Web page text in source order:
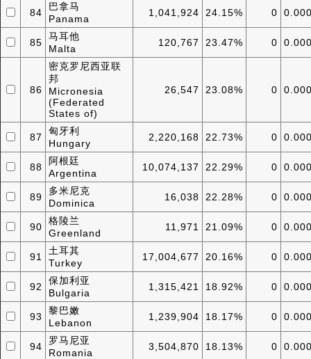
84
巴拿马
Panama
1,041,924 24.15% 0
85
马耳他
Malta
120,767 23.47% 0
86
密克罗尼西亚联
邦
Micronesia
(Federated
States of)
26,547 23.08% 0
87
匈牙利
Hungary
2,220,168 22.73% 0
88
阿根廷
Argentina
10,074,137 22.29% 0
89
多米尼克
Dominica
16,038 22.28% 0
90
格陵兰
Greenland
11,971 21.09% 0
91
土耳其
Turkey
17,004,677 20.16% 0
92
保加利亚
Bulgaria
1,315,421 18.92% 0
93
黎巴嫩
Lebanon
1,239,904 18.17% 0
94
罗马尼亚
Romania
3,504,870 18.13% 0